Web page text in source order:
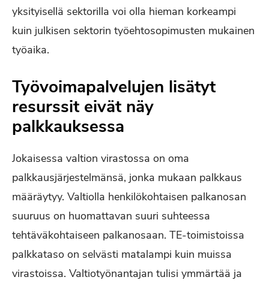
yksityisellä sektorilla voi olla hieman korkeampi
kuin julkisen sektorin työehtosopimusten mukainen
työaika.
Työvoimapalvelujen lisätyt
resurssit eivät näy
palkkauksessa
Jokaisessa valtion virastossa on oma
palkkausjärjestelmänsä, jonka mukaan palkkaus
määräytyy. Valtiolla henkilökohtaisen palkanosan
suuruus on huomattavan suuri suhteessa
tehtäväkohtaiseen palkanosaan. TE-toimistoissa
palkkataso on selvästi matalampi kuin muissa
virastoissa. Valtiotyönantajan tulisi ymmärtää ja